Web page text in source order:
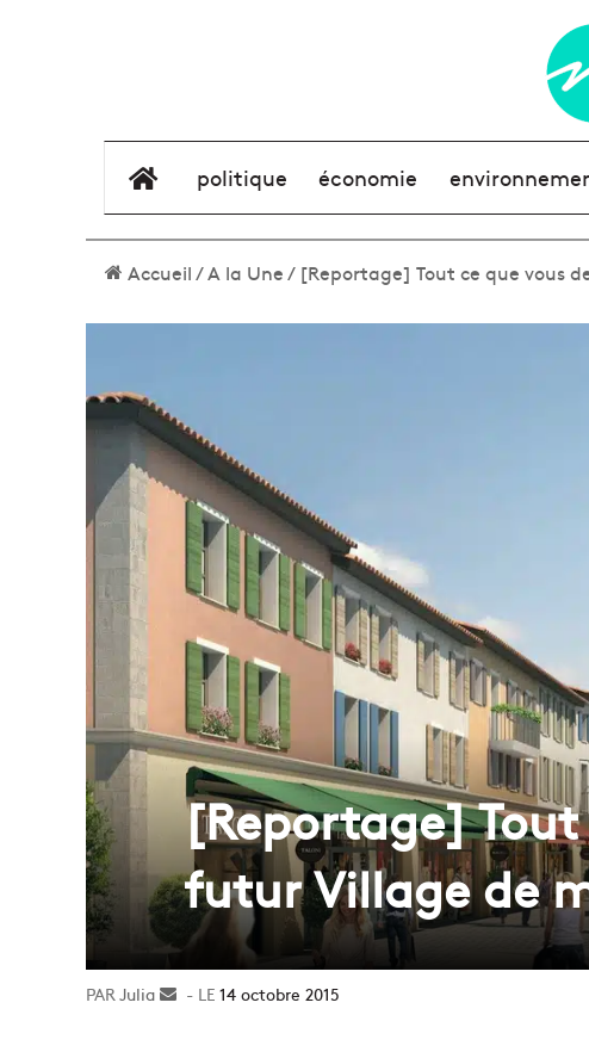
élément de menu
politique économie
Accueil/A la Une/ [Reportage] Tout ce que vous
[Reportage] Tout
futur Village de
Julia
Envoyer14 octobre 2015